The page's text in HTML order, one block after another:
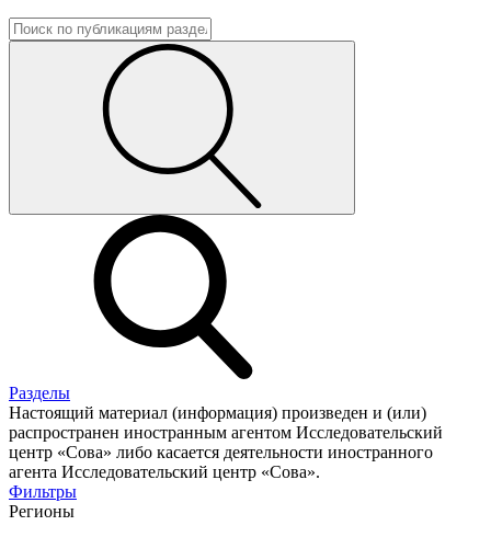
Разделы
Настоящий материал (информация) произведен и (или)
распространен иностранным агентом Исследовательский
центр «Сова» либо касается деятельности иностранного
агента Исследовательский центр «Сова».
Фильтры
Регионы